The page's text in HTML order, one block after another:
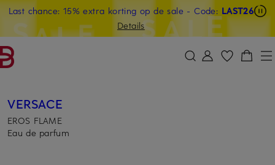
GA NAAR ZOEKEN
Last chance: 15% extra korting op de sale - Code: LAST26
Details
VERSACE
EROS FLAME
Eau de parfum